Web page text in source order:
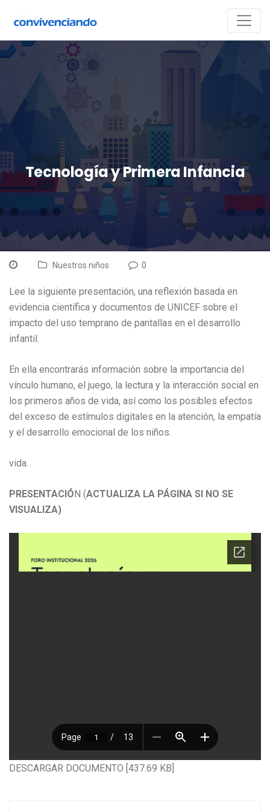
Tecnología y Primera Infancia
Nuestros niños 0
Lee la siguiente presentación, una reflexión basada en
evidencia científica y documentos de UNICEF sobre el
impacto del uso temprano de pantallas en el desarrollo
infantil.
En ella encontrarás información sobre la importancia del
vínculo humano, el juego, la lectura y la interacción social en
los primeros años de vida, así como los posibles efectos
del exceso de estímulos digitales en la atención, la empatía
y el desarrollo emocional de los niños.
vida.
PRESENTACIÓ N (ACTUALIZA LA PÁGINA SI NO SE
VISUALIZA)
DESCARGAR DOCUMENTO [437.69 KB]